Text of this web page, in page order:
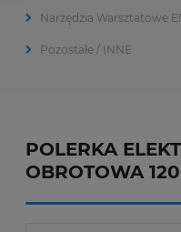
Narzędzia Warsztatowe
Pozostałe / INNE
POLERKA
OBROTOWA